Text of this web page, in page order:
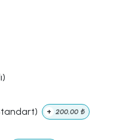
+ 200,00 ₺